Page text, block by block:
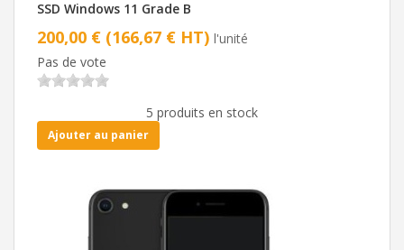
SSD Windows 11 Grade B
200,00 € (166,67 € HT) l'unité
Pas de vote
5 produits en stock
Ajouter au panier